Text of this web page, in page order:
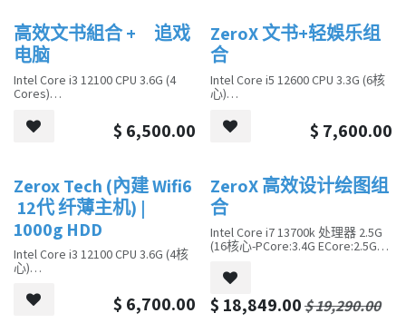
销售
高效文书組合 + 追戏
电脑
Intel Core i3 12100 CPU 3.6G (4
Cores)
Kingston HYPERX FURY 16G DDR4
GAMING RAM
Seagate 1T 7200RPM SATA3 硬盘
MSI MAG A550BN 550W 80PLUS
Power Supply
跟机 预载 Win10 或Win11
连办公室软件 Office 2021 及送
Eset Nod32 Antivirus 1用户1年版
$ 6,500.00
销售
ZeroX 文书+轻娛乐组
合
Intel Core i5 12600 CPU 3.3G (6核
心)
Kingston HYPERX FURY 16G DDR4
GAMING 内存
Seagate 2T 7200RPM SATA3 机械
硬盘
MSI MAG A550BN 550W 80PLUS 电
源
预装 Win10 或 Win11
附带 Office 2021 和 Eset Nod32
$ 7,600.00
销售
Zerox Tech (內建 Wifi6
12代 纤薄主机) |
1000g HDD
Intel Core i3 12100 CPU 3.6G (4核
心)
內建显卡 (HDMI);7.1 声道音效卡;
千兆网卡/wifi6 接收器
$ 6,700.00
销售
ZeroX 高效设计绘图组
合
Intel Core i7 13700k 处理器 2.5G
(16核心-PCore:3.4G ECore:2.5G
Kingston HYPERX FURY 16G DDR4
GAMING 内存
Kingston NV2 512G NVME. Gen 4
固态硬盘
$ 18,849.00$19,290.00